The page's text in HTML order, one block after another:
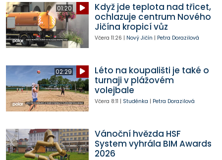
01:20
Když jde teplota nad třicet,
ochlazuje centrum Nového
Jičína kropicí vůz
Včera 11:26 | Nový Jičín | Petra Dorazilová
02:29
Léto na koupališti je také o
turnaji v plážovém
volejbale
Včera 8:11 | Studénka | Petra Dorazilová
Vánoční hvězda HSF
System vyhrála BIM Awards
2026